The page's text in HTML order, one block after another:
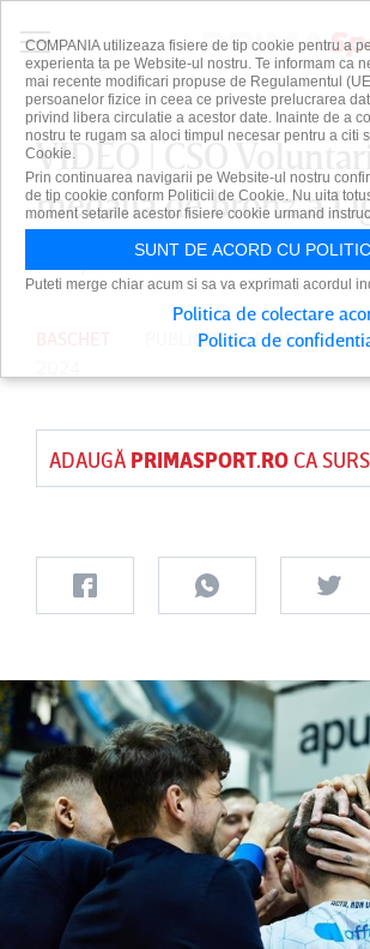
VIDEO | CSO
medalia de bronz a
Naţionale
PUBLICAT DEDAIAN CUTU
ADAUGĂ PRIMASPORT.ROCA
COMPANIA utilizeaza fisiere de tip cookie pentru a
experienta ta pe Website-ul nostru. Te informam ca
mai recente modificari propuse de Regulamentul
persoanelor fizice in ceea ce priveste prelucrarea
privind libera circulatie a acestor date. Inainte de a
nostru te rugam sa aloci timpul necesar pentru a citi
Cookie.
Prin continuarea navigarii pe Website-ul nostru
de tip cookie conform Politicii de Cookie. Nu uita
moment setarile acestor fisiere cookie urmand
SUNT DE ACORD CU
Puteti merge chiar acum si sa va exprimati acordul
Politica de colectare
Politica de